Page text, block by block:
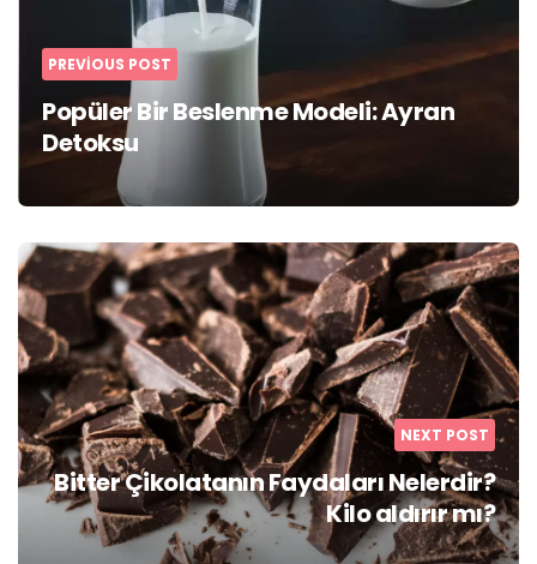
PREVIOUS POST
Popüler Bir Beslenme Modeli: Ayran
Detoksu
NEXT POST
Bitter Çikolatanın Faydaları Nelerdir?
Kilo aldırır mı?